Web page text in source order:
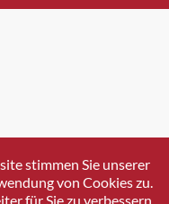
stimmen Sie unserer
von Cookies zu.
für Sie zu verbessern.